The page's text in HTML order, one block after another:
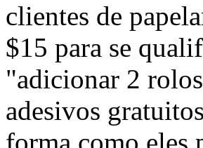
clientes de
$15 para se
"adicionar 2
adesivos